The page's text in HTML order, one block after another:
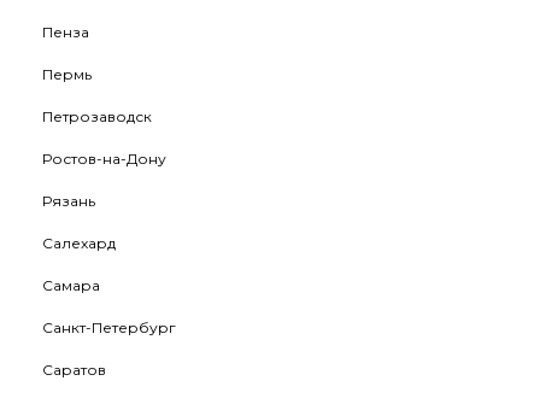
Пенза
Пермь
Петрозаводск
Ростов-на-Дону
Рязань
Салехард
Самара
Санкт-Петербург
Саратов